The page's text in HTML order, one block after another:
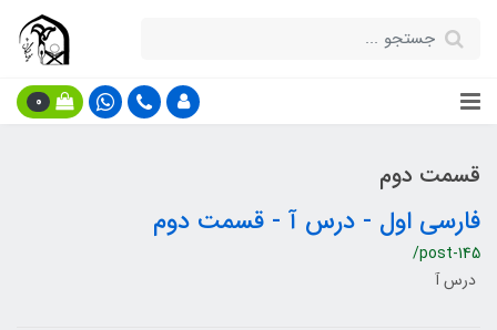
0
قسمت دوم
فارسی اول - درس آ - قسمت دوم
/post-145
درس آ